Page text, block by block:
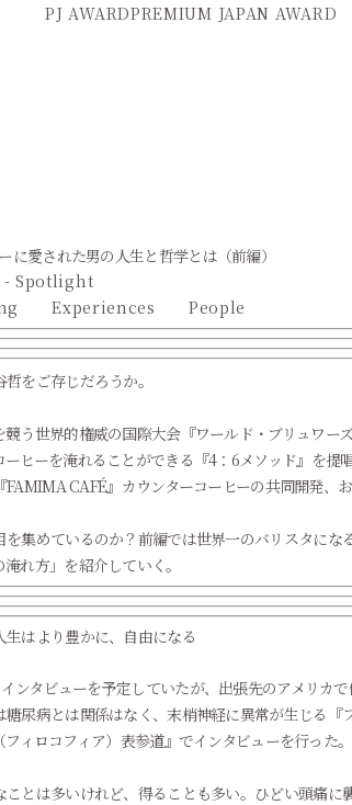
PJ AWARDPREMIUM JAPAN AWARD
愛された男の人生と哲学とは（前編）
- Spotlight
Experiences People
をご存じだろうか。
競う世界的権威の国際大会『ワールド・ブリュワ
ヒーを淹れることができる『4：6メソッド』を提
FAMIMA CAFÉ』カウンターコーヒーの共同開発
集めているのか？前編では世界一のバリスタに
淹れ方」を紹介していく。
はより豊かに、自由になる
ンタビューを予定していたが、出張先のアメリ
尿病とは関係はなく、末梢神経に異常が生じる
ィロコフィア）表参道』でインタビューを行った。
ことは多いけれど、得ることも多い。ひどい頭痛